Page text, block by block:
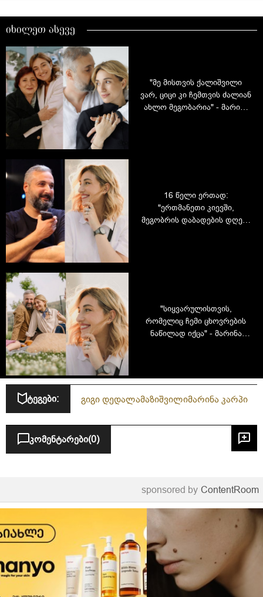
იხილეთ ასევე
"მე მისთვის ქალიშვილი
ვარ, ციცი კი ჩემთვის ძალიან
ახლო მეგობარია" - მარინა
16 წელი ერთად:
"ერთმანეთი კიევში,
მეგობრის დაბადების დღეზე
"სიყვარულისთვის,
რომელიც ჩემი ცხოვრების
ნაწილად იქცა" - მარინა
ტეგები: გიგი დედალამაზიშვილიმარინა კარპი
კომენტარები(0)
sponsored by ContentRoom